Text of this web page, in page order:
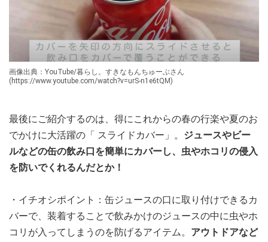
画像出典：YouTube/暮らし。すきなもんちゅーぶさん
(https://www.youtube.com/watch?v=urS-n1e6tQM)
最後にご紹介するのは、得にこれからの春の行楽や夏のお
でかけに大活躍の「 スライドカバー」。 ジュースやビー
ルなどの缶の飲み口を簡単にカバーし、虫やホコリの侵入
を防いでくれるんだとか！
・イチオシポイント：缶ジュースの口に取り付けできるカ
バーで、装着することで飲みかけのジュースの中に虫やホ
コリが入ってしまうのを防げるアイテム。 アウトドアなど